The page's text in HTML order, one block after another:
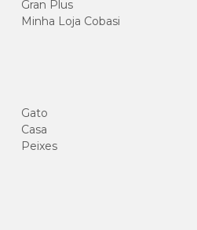
Gran Plus
Minha Loja Cobasi
Gato
Casa
Peixes